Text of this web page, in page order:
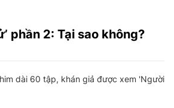
phần 2: Tại sao không?